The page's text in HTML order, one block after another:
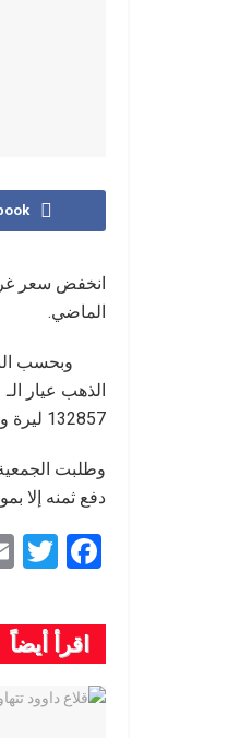
الماضي.
وبحسب
132857 ليرة وسعر شراء 132357 ليرة.
وطلبت
دفع ثمنه إلا
F
ce
b
o
T
tt
اقرأ أيضاً